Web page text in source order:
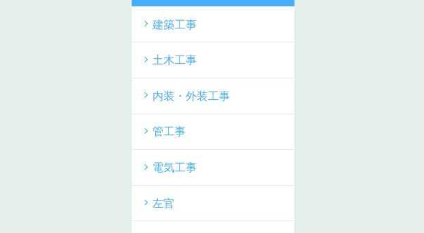
建築工事
土木工事
内装・外装工事
管工事
電気工事
左官